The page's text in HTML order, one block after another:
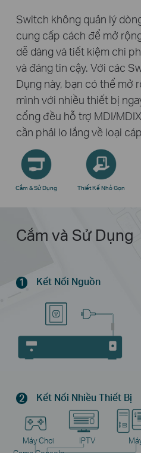
Switch không quản lý
cung cấp cách để mở
dễ dàng và tiết kiệm chi
và đáng tin cậy. Với các
Dụng này, bạn có thể mở
mình với nhiều thiết bị
cổng đều hỗ trợ MDI/
cần phải lo lắng về loại
Cắm & Sử Dụng Thiết Kế Nhỏ Gọn
Cắm và Sử Dụng
1 Kết Nối Nguồn
2 Kết Nối Nhiều Thiết Bị
Máy Chơi
IPTV